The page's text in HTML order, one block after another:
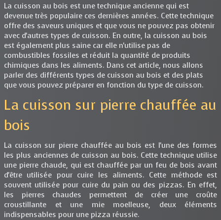
La cuisson au bois est une technique ancienne qui est
devenue très populaire ces dernières années. Cette technique
offre des saveurs uniques et que vous ne pouvez pas obtenir
avec d'autres types de cuisson. En outre, la cuisson au bois
est également plus saine car elle n'utilise pas de
combustibles fossiles et réduit la quantité de produits
chimiques dans les aliments. Dans cet article, nous allons
parler des différents types de cuisson au bois et des plats
que vous pouvez préparer en fonction du type de cuisson.
La cuisson sur pierre chauffée au
bois
La cuisson sur pierre chauffée au bois est l'une des formes
les plus anciennes de cuisson au bois. Cette technique utilise
une pierre chaude, qui est chauffée par un feu de bois avant
d'être utilisée pour cuire les aliments. Cette méthode est
souvent utilisée pour cuire du pain ou des pizzas. En effet,
les pierres chaudes permettent de créer une croûte
croustillante et une mie moelleuse, deux éléments
indispensables pour une pizza réussie.